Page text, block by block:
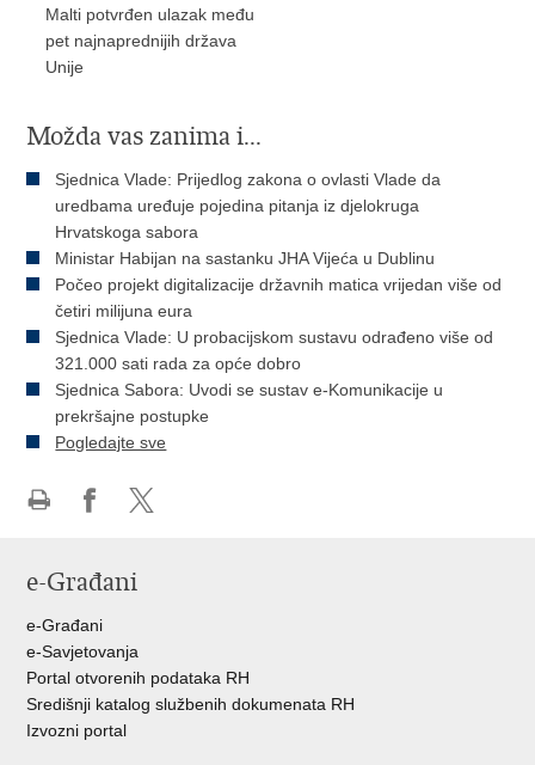
Malti potvrđen ulazak među
pet najnaprednijih država
Unije
Možda vas zanima i...
Sjednica Vlade: Prijedlog zakona o ovlasti Vlade da
uredbama uređuje pojedina pitanja iz djelokruga
Hrvatskoga sabora
Ministar Habijan na sastanku JHA Vijeća u Dublinu
Počeo projekt digitalizacije državnih matica vrijedan više od
četiri milijuna eura
Sjednica Vlade: U probacijskom sustavu odrađeno više od
321.000 sati rada za opće dobro
Sjednica Sabora: Uvodi se sustav e-Komunikacije u
prekršajne postupke
Pogledajte sve
FacebookuTwitteru
e-Građani
e-Građani
e-Savjetovanja
Portal otvorenih podataka RH
Središnji katalog službenih dokumenata RH
Izvozni portal